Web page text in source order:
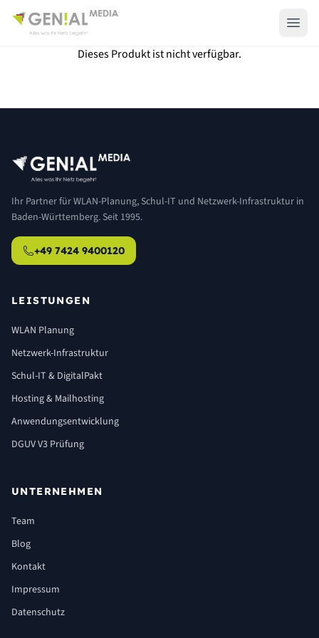
Dieses Produkt ist nicht verfügbar.
Ihr Partner für WLAN-Planung, Schul-IT und Netzwerk-Infrastruktur in
Baden-Württemberg. Seit 1995.
+49 7424 9400120
LEISTUNGEN
WLAN Planung
Netzwerk-Infrastruktur
Schul-IT & DigitalPakt
Hosting & Mailhosting
Anwendungsentwicklung
DGUV V3 Prüfung
UNTERNEHMEN
Team
Blog
Kontakt
Impressum
Datenschutz